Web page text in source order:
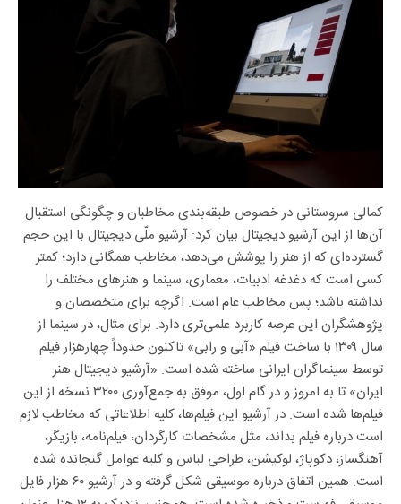
کمالی سروستانی در خصوص طبقه‌بندی مخاطبان و چگونگی استقبال
آن‌ها از این آرشیو دیجیتال بیان کرد: آرشیو ملّی دیجیتال با این حجم
گسترده‌ای که از هنر را پوشش می‌دهد، مخاطب همگانی دارد؛ کمتر
کسی‌ است که دغدغه‌ ادبیات، معماری، سینما و هنرهای مختلف را
نداشته‌ باشد؛ پس مخاطب عام است. اگرچه برای متخصصان و
پژوهشگران این عرصه کاربرد علمی‌تری دارد. برای مثال، در سینما از
سال ۱۳۰۹ با ساخت فیلم «آبی و رابی» تاکنون حدوداً چهارهزار فیلم
توسط سینماگران ایرانی ساخته شده‌ است. «آرشیو دیجیتال هنر
ایران» تا به امروز و در گام اول، موفق به جمع‌آوری ۳۲۰۰ نسخه از این
فیلم‌ها شده‌ است. در آرشیو این فیلم‌ها، کلیه اطلاعاتی که مخاطب لازم
است درباره فیلم بداند، مثل مشخصات کارگردان، فیلم‌نامه، بازیگر،
آهنگساز، دکوپاژ، لوکیشن، طراحی لباس و کلیه عوامل گنجانده شده‌
است. همین اتفاق درباره موسیقی شکل گرفته و در آرشیو ۶۰ هزار فایل